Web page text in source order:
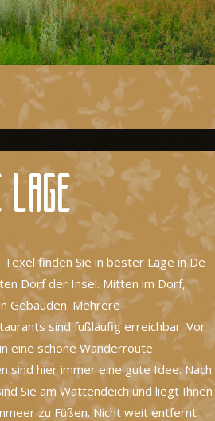
Lage
finden Sie in bester Lage in De
Dorf der Insel. Mitten im Dorf,
Gebäuden. Mehrere
sind fußläufig erreichbar. Vor
eine schöne Wanderroute
sind hier immer eine gute Idee. Nach
Sie am Wattendeich und liegt Ihnen
zu Füßen. Nicht weit entfernt